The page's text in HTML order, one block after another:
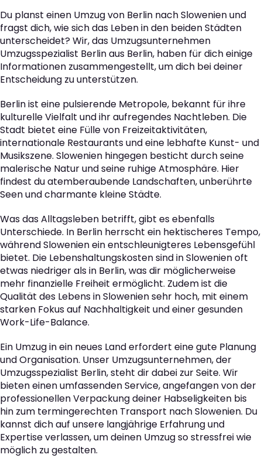
Du planst einen Umzug von Berlin nach Slowenien und
fragst dich, wie sich das Leben in den beiden Städten
unterscheidet? Wir, das Umzugsunternehmen
Umzugsspezialist Berlin aus Berlin, haben für dich einige
Informationen zusammengestellt, um dich bei deiner
Entscheidung zu unterstützen.
Berlin ist eine pulsierende Metropole, bekannt für ihre
kulturelle Vielfalt und ihr aufregendes Nachtleben. Die
Stadt bietet eine Fülle von Freizeitaktivitäten,
internationale Restaurants und eine lebhafte Kunst- und
Musikszene. Slowenien hingegen besticht durch seine
malerische Natur und seine ruhige Atmosphäre. Hier
findest du atemberaubende Landschaften, unberührte
Seen und charmante kleine Städte.
Was das Alltagsleben betrifft, gibt es ebenfalls
Unterschiede. In Berlin herrscht ein hektischeres Tempo,
während Slowenien ein entschleunigteres Lebensgefühl
bietet. Die Lebenshaltungskosten sind in Slowenien oft
etwas niedriger als in Berlin, was dir möglicherweise
mehr finanzielle Freiheit ermöglicht. Zudem ist die
Qualität des Lebens in Slowenien sehr hoch, mit einem
starken Fokus auf Nachhaltigkeit und einer gesunden
Work-Life-Balance.
Ein Umzug in ein neues Land erfordert eine gute Planung
und Organisation. Unser Umzugsunternehmen, der
Umzugsspezialist Berlin, steht dir dabei zur Seite. Wir
bieten einen umfassenden Service, angefangen von der
professionellen Verpackung deiner Habseligkeiten bis
hin zum termingerechten Transport nach Slowenien. Du
kannst dich auf unsere langjährige Erfahrung und
Expertise verlassen, um deinen Umzug so stressfrei wie
möglich zu gestalten.